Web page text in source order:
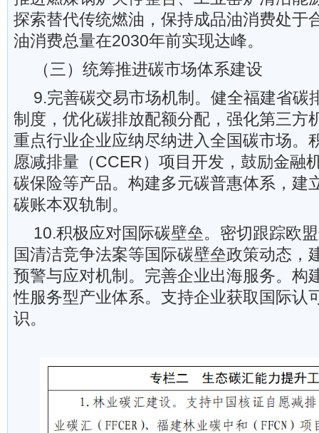
探索替代传统燃油，保持成品油消费处于
油消费总量在2030年前实现达峰。
（三）统筹推进碳市场体系建设
9.完善碳交易市场机制。健全福建省碳
制度，优化碳排放配额分配，强化第三方
重点行业企业应纳尽纳进入全国碳市场。
愿减排量（CCER）项目开发，鼓励金融
碳保险等产品。构建多元碳普惠体系，建
碳账本双轨制。
10.积极应对国际碳壁垒。密切跟踪欧
国清洁竞争法案等国际碳壁垒政策动态，
预警与应对机制。完善企业出海服务。构
性服务型产业体系。支持企业获取国际认
识。